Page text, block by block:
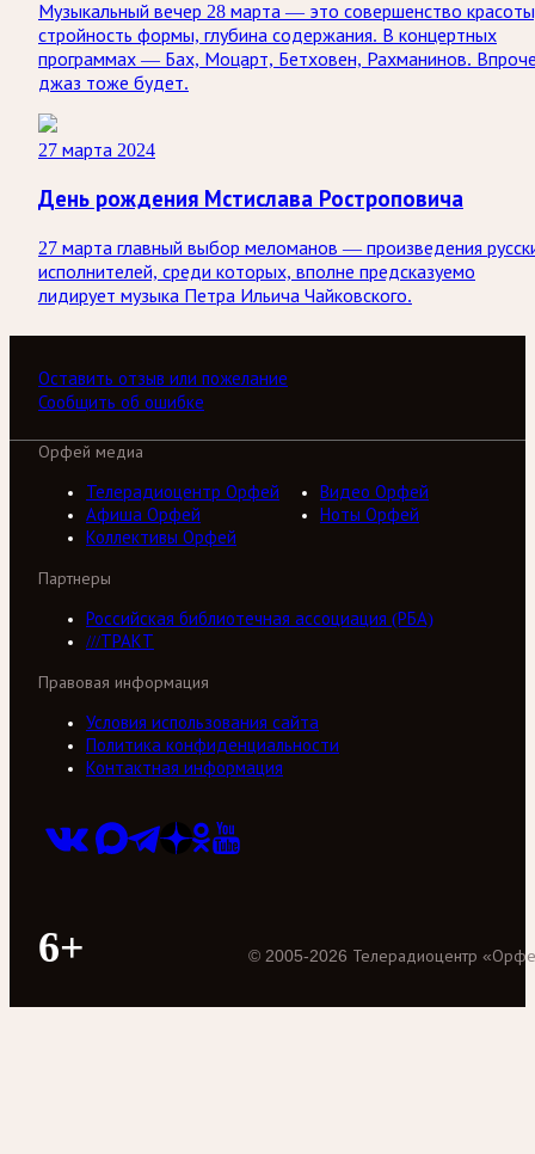
Музыкальный вечер 28 марта — это совершенство
стройность формы, глубина содержания. В концертных
программах — Бах, Моцарт, Бетховен, Рахманинов.
джаз тоже будет.
27 марта 2024
День рождения Мстислава Ростроповича
27 марта главный выбор меломанов — произведения
исполнителей, среди которых, вполне предсказуемо
лидирует музыка Петра Ильича Чайковского.
Оставить отзыв или пожелание
Сообщить об ошибке
Орфей медиа
Телерадиоцентр Орфей
Видео Орфей
Афиша Орфей
Ноты Орфей
Коллективы Орфей
Партнеры
Российская библиотечная ассоциация (РБА)
///ТРАКТ
Правовая информация
Условия использования сайта
Политика конфиденциальности
Контактная информация
6+ © 2005-2026 Телерадиоцентр